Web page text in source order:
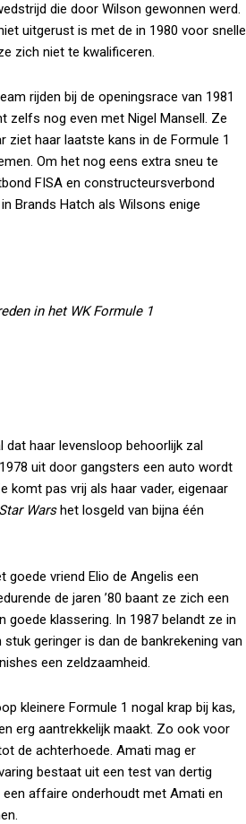
die door Wilson gewonnen werd.
uitgerust is met de in 1980 voor snelle
zich niet te kwalificeren.
rijden bij de openingsrace van 1981
zelfs nog even met Nigel Mansell. Ze
ziet haar laatste kans in de Formule 1
Om het nog eens extra sneu te
FISA en constructeursverbond
Brands Hatch als Wilsons enige
in het WK Formule 1
dat haar levensloop behoorlijk zal
uit door gangsters een auto wordt
komt pas vrij als haar vader, eigenaar
Star Warshet losgeld van bijna één
vriend Elio de Angelis een
de jaren ’80 baant ze zich een
klassering. In 1987 belandt ze in
geringer is dan de bankrekening van
een zeldzaamheid.
kleinere Formule 1 nogal krap bij kas,
erg aantrekkelijk maakt. Zo ook voor
de achterhoede. Amati mag er
bestaat uit een test van dertig
affaire onderhoudt met Amati en